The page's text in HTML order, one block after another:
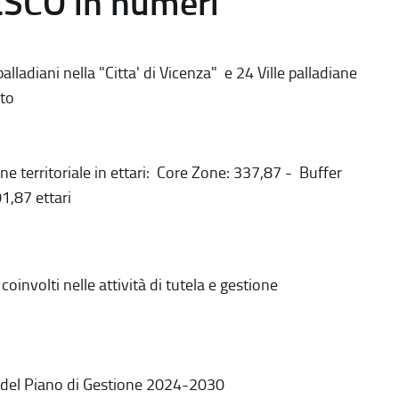
nella "Citta' di Vicenza" e 24 Ville palladiane
territoriale in ettari: Core Zone: 337,87 - Buffer
ettari
nelle attività di tutela e gestione
Piano di Gestione 2024-2030